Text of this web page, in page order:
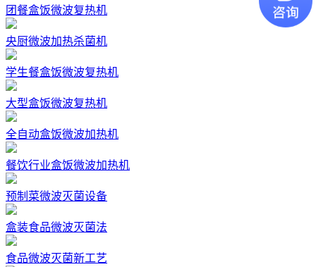
团餐盒饭微波复热机
央厨微波加热杀菌机
学生餐盒饭微波复热机
大型盒饭微波复热机
全自动盒饭微波加热机
餐饮行业盒饭微波加热机
预制菜微波灭菌设备
盒装食品微波灭菌法
食品微波灭菌新工艺